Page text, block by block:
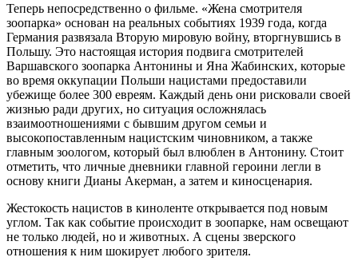
Теперь непосредственно о фильме. «Жена смотрителя
зоопарка» основан на реальных событиях 1939 года, когда
Германия развязала Вторую мировую войну, вторгнувшись в
Польшу. Это настоящая история подвига смотрителей
Варшавского зоопарка Антонины и Яна Жабинских, которые
во время оккупации Польши нацистами предоставили
убежище более 300 евреям. Каждый день они рисковали своей
жизнью ради других, но ситуация осложнялась
взаимоотношениями с бывшим другом семьи и
высокопоставленным нацистским чиновником, а также
главным зоологом, который был влюблен в Антонину. Стоит
отметить, что личные дневники главной героини легли в
основу книги Дианы Акерман, а затем и киносценария.
Жестокость нацистов в киноленте открывается под новым
углом. Так как событие происходит в зоопарке, нам освещают
не только людей, но и животных. А сцены зверского
отношения к ним шокирует любого зрителя.